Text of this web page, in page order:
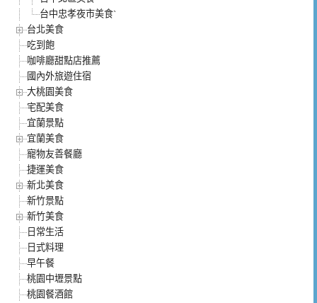
台中忠孝夜市美食`
台北美食
吃到飽
咖啡廳甜點店推薦
國內外旅遊住宿
大桃園美食
宅配美食
宜蘭景點
宜蘭美食
寵物友善餐廳
捷運美食
新北美食
新竹景點
新竹美食
日常生活
日式料理
早午餐
桃園中壢景點
桃園餐酒館